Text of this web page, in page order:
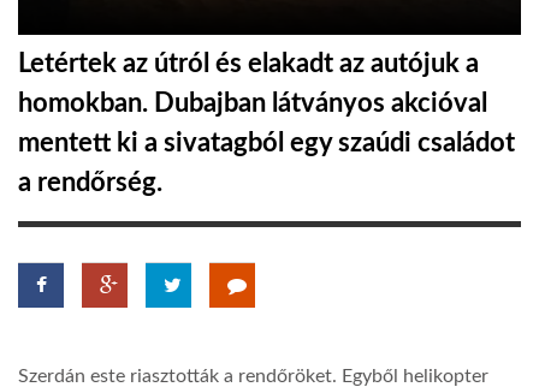
TROPICALMAGAZIN
Letértek az útról és elakadt az autójuk a
homokban. Dubajban látványos akcióval
mentett ki a sivatagból egy szaúdi családot
a rendőrség.
Szerdán este riasztották a rendőröket. Egyből helikopter